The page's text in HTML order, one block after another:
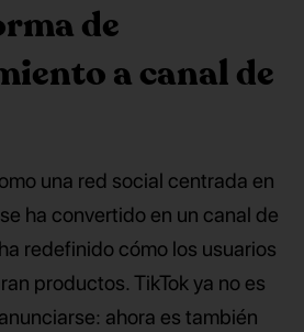
de
a canal de
una red social centrada en
ha convertido en un canal de
redefinido cómo los usuarios
productos. TikTok ya no es
ahora es también